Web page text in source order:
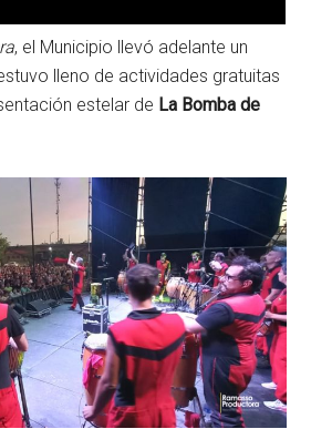
, el Municipio llevó adelante un
lleno de actividades gratuitas
estelar de La Bomba de